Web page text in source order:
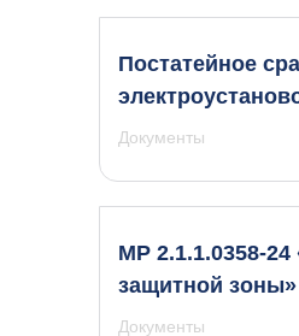
Постатейное
Документы
МР 2.1.1.0358-24
защитной зоны»
Документы